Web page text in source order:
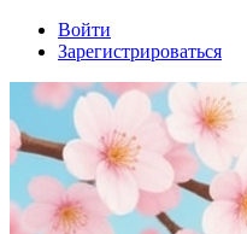
Войти
Зарегистрироваться